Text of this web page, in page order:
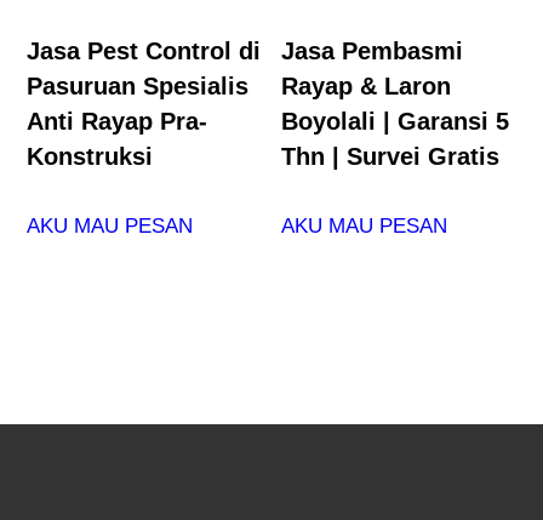
Jasa Pest Control di
Pasuruan Spesialis
Anti Rayap Pra-
Konstruksi
AKU MAU PESAN
Jasa Pembasmi
Rayap & Laron
Boyolali | Garansi 5
Thn | Survei Gratis
AKU MAU PESAN